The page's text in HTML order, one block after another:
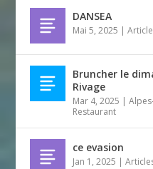
DANSEA
Mai 5, 2025 |
Bruncher le
Rivage
Mar 4, 2025 |
Restaurant
ce evasion
Jan 1, 2025 |